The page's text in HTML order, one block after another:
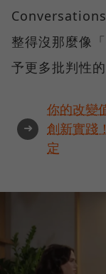
Conversations
整得沒那麼像
予更多批判性
➜
你的改變
創新實踐
定